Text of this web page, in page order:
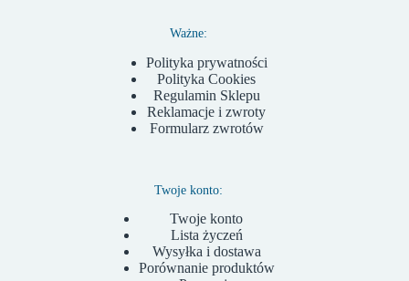
Ważne:
Polityka prywatności
Polityka Cookies
Regulamin Sklepu
Reklamacje i zwroty
Formularz zwrotów
Twoje konto:
Twoje konto
Lista życzeń
Wysyłka i dostawa
Porównanie produktów